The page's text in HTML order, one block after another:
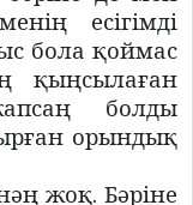
есігімді
бола қоймас
қыңсылаған
болды
орындық
жоқ. Бәріне